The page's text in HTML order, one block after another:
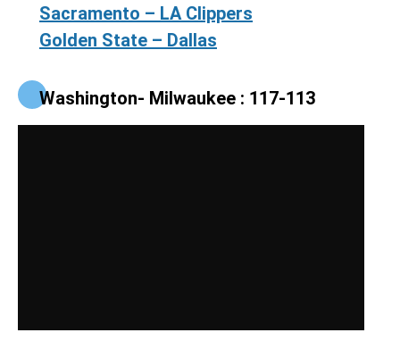
Sacramento – LA Clippers
Golden State – Dallas
Washington- Milwaukee : 117-113